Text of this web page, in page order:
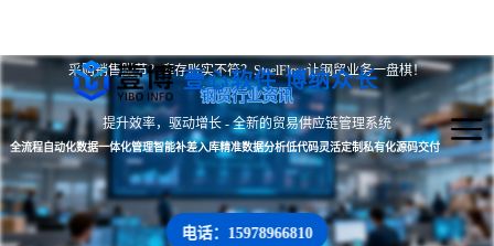
壹心软件 博纳众长
采购销售脱节？库存账实不符？SteelFlow让钢贸业务一盘棋！
钢贸行业资讯
提升效率，驱动增长 - 全新的贸易供应链管理系统
全流程自动化数据一体化管理智能补差入库精准数据分析低代码灵活定制私有化源码交付
电话：15978966810